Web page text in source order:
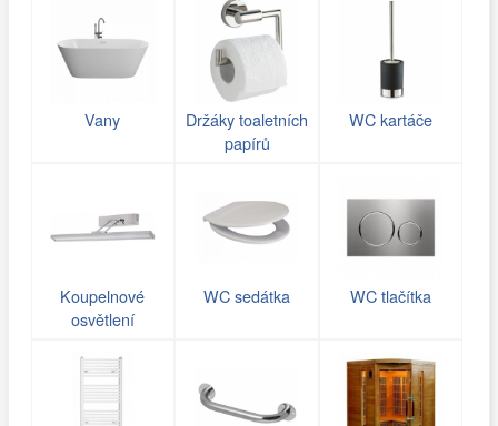
Vany
Držáky toaletních
papírů
WC kartáče
Koupelnové
osvětlení
WC sedátka WC tlačítka